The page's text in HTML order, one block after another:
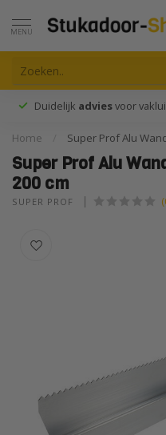
MENU
Duidelijk adviesvoor
Home Super Prof Alu
Super Prof Alu
200 cm
SUPER PROF